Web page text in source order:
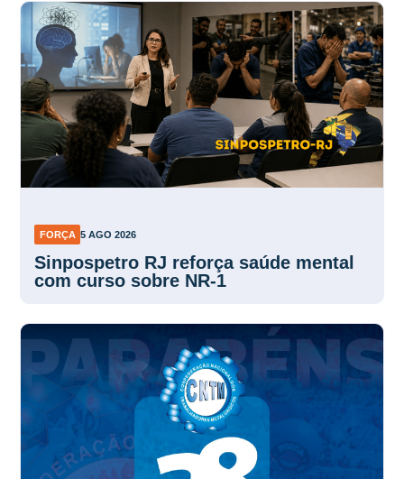
FORÇA 5 AGO 2026
Sinpospetro RJ reforça saúde mental
com curso sobre NR-1